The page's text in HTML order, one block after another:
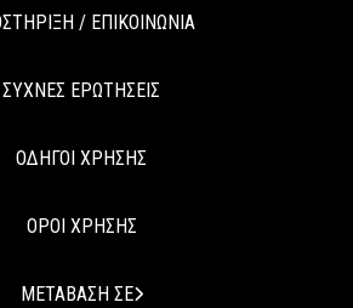
/ ΕΠΙΚΟΙΝΩΝΙΑ
ΣΥΧΝΕΣ ΕΡΩΤΗΣΕΙΣ
ΟΔΗΓΟΙ ΧΡΗΣΗΣ
ΟΡΟΙ ΧΡΗΣΗΣ
ΜΕΤΑΒΑΣΗ ΣΕ